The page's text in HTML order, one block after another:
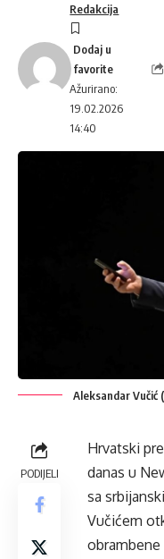
Ažurirano:
19.02.2026
14:40
Redakcija
Aleksandar Vučić
PODIJELI
Hrvatski
danas u
sa
Vučićem
obrambene